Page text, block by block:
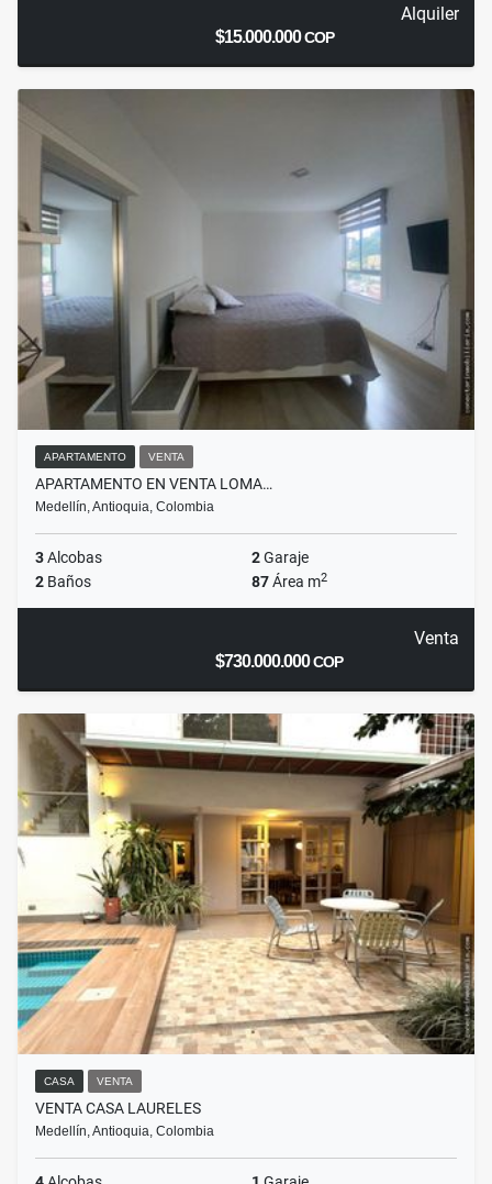
Alquiler
$15.000.000COP
APARTAMENTO VENTA
APARTAMENTO EN VENTA LOMA…
Medellín, Antioquia, Colombia
3Alcobas 2Garaje
2 Baños 87Área m2
Venta
$730.000.000COP
CASA VENTA
VENTA CASA LAURELES
Medellín, Antioquia, Colombia